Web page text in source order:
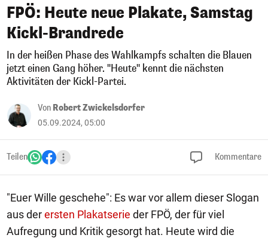
FPÖ: Heute neue Plakate, Samstag
Kickl-Brandrede
In der heißen Phase des Wahlkampfs schalten die Blauen
jetzt einen Gang höher. "Heute" kennt die nächsten
Aktivitäten der Kickl-Partei.
Von Robert Zwickelsdorfer
05.09.2024, 05:00
Teilen Kommentare
"Euer Wille geschehe": Es war vor allem dieser Slogan
aus derersten Plakatserie der FPÖ, der für viel
Aufregung und Kritik gesorgt hat. Heute wird die